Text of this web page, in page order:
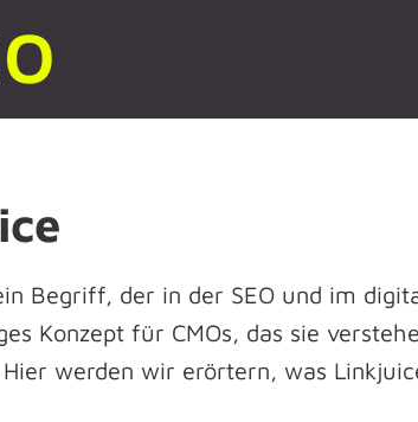
Begriff, der in der SEO und im
Konzept für CMOs, das sie
werden wir erörtern, was